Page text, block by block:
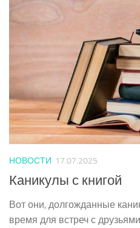
НОВОСТИ 17.07.2025
Каникулы с книгой
Вот они, долгожданные
время для встреч с